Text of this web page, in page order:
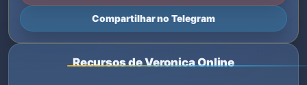
Compartilhar no Telegram
Recursos de Veronica Online